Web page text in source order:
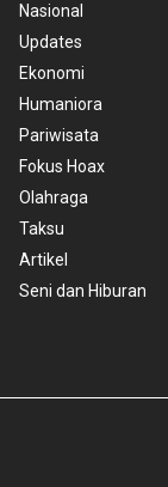
Nasional
Updates
Ekonomi
Humaniora
Pariwisata
Fokus Hoax
Olahraga
Taksu
Artikel
Seni dan Hiburan